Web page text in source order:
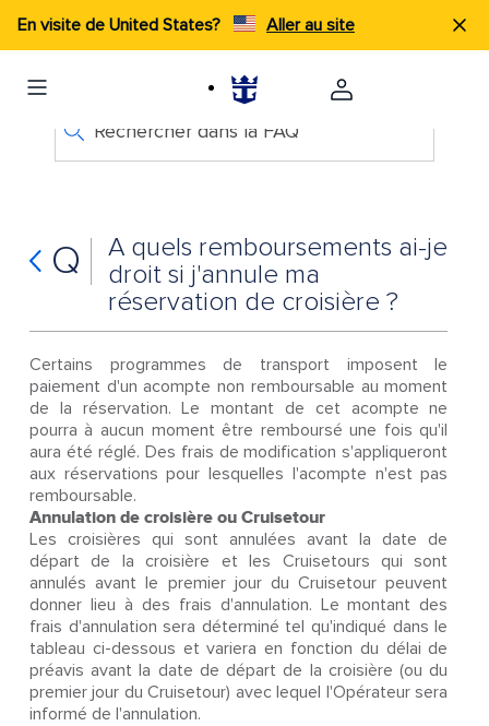
En visite de United States? Aller au site
Rechercher dans la FAQ
Q
À quels remboursements ai-je
droit si j'annule ma
réservation de croisière ?
Certains programmes de transport imposent le
paiement d'un acompte non remboursable au moment
de la réservation. Le montant de cet acompte ne
pourra à aucun moment être remboursé une fois qu'il
aura été réglé. Des frais de modification s'appliqueront
aux réservations pour lesquelles l'acompte n'est pas
remboursable.
Annulation de croisière ou Cruisetour
Les croisières qui sont annulées avant la date de
départ de la croisière et les Cruisetours qui sont
annulés avant le premier jour du Cruisetour peuvent
donner lieu à des frais d'annulation. Le montant des
frais d'annulation sera déterminé tel qu'indiqué dans le
tableau ci-dessous et variera en fonction du délai de
préavis avant la date de départ de la croisière (ou du
premier jour du Cruisetour) avec lequel l'Opérateur sera
informé de l'annulation.